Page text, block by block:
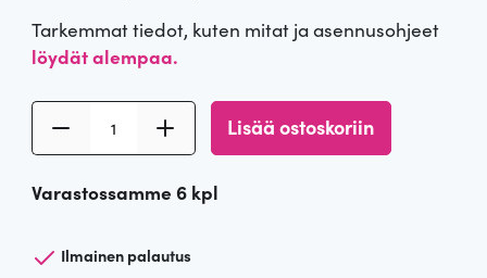
Tarkemmat tiedot, kuten mitat ja asennusohjeet
löydät alempaa.
t
s
Lisää ostoskoriin
Varastossamme 6 kpl
Ilmainen palautus